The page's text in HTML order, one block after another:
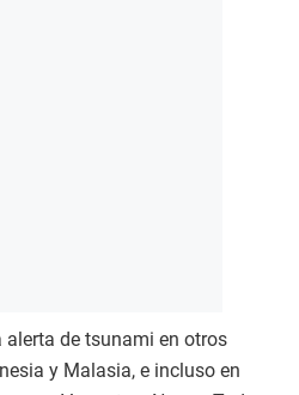
de tsunami en otros
y Malasia, e incluso en